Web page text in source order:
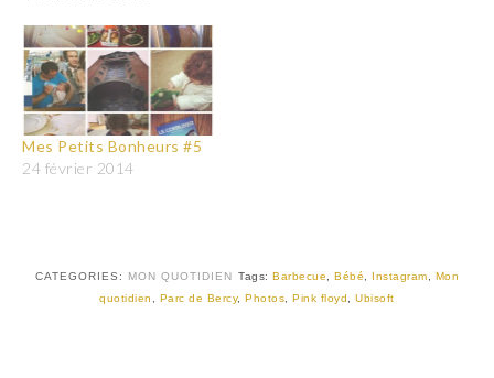
Mes Petits Bonheurs #5
24 février 2014
CATEGORIES: MON QUOTIDIEN Tags: Barbecue Bébé Instagram
Mon
quotidien
Parc de Bercy,Photos ,Pink floyd ,Ubisoft